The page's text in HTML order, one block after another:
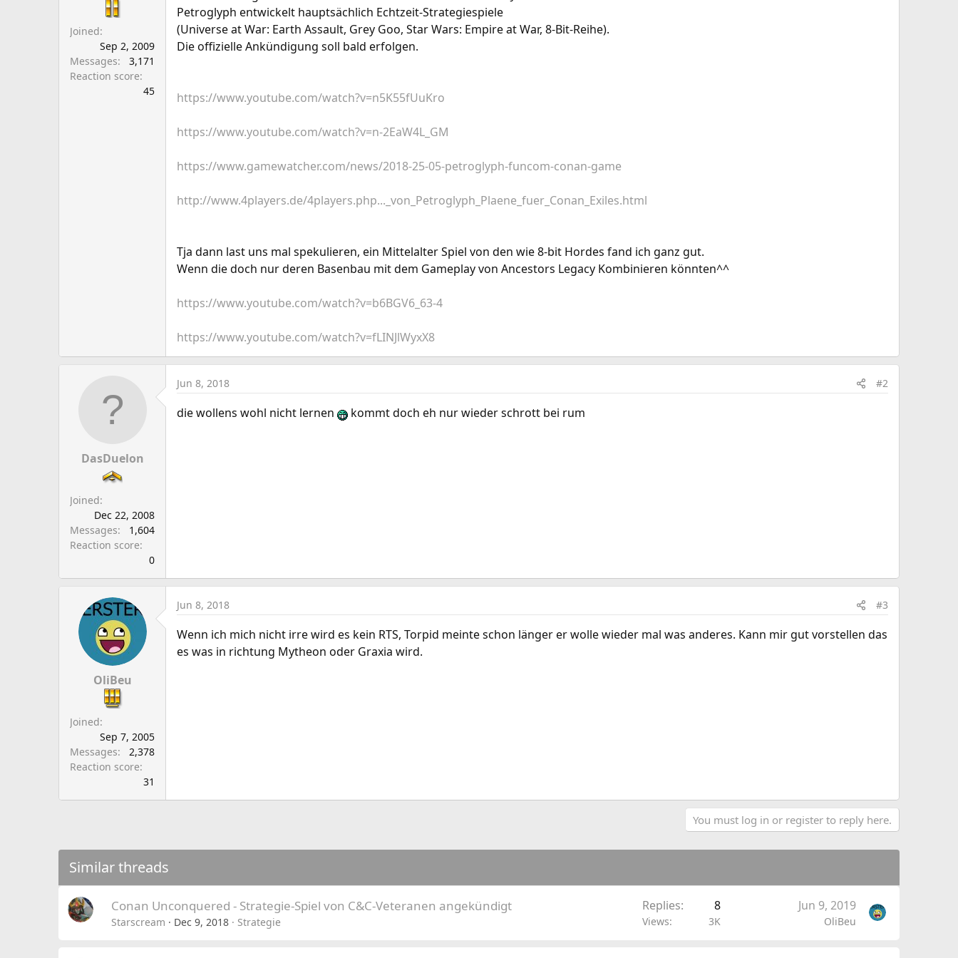
t
r
Joined
Sep 2, 2009
Messages
3,171
Reaction score
45
Petroglyph entwickelt hauptsächlich Echtzeit-Strategiespiele
(Universe at War: Earth Assault, Grey Goo, Star Wars: Empire at War, 8-Bit-Reihe).
Die offizielle Ankündigung soll bald erfolgen.
https://www.youtube.com/watch?v=n5K55fUuKro
https://www.youtube.com/watch?v=n-2EaW4L_GM
https://www.gamewatcher.com/news/2018-25-05-petroglyph-funcom-conan-game
http://www.4players.de/4players.php..._von_Petroglyph_Plaene_fuer_Conan_Exiles.html
Tja dann last uns mal spekulieren, ein Mittelalter Spiel von den wie 8-bit Hordes fand ich ganz gut.
Wenn die doch nur deren Basenbau mit dem Gameplay von Ancestors Legacy Kombinieren könnten^^
https://www.youtube.com/watch?v=b6BGV6_63-4
https://www.youtube.com/watch?v=fLINJlWyxX8
DasDuelon
Joined
Dec 22, 2008
Messages
1,604
Reaction score
0
Jun 8, 2018 #2
die wollens wohl nicht lernen kommt doch eh nur wieder schrott bei rum
OliBeu
Joined
Sep 7, 2005
Messages
2,378
Reaction score
31
Jun 8, 2018 #3
Wenn ich mich nicht irre wird es kein RTS, Torpid meinte schon länger er wolle wieder mal was anderes. Kann mir gut vorstellen das
es was in richtung Mytheon oder Graxia wird.
You must log in or register to reply here.
Similar threads
Conan Unconquered - Strategie-Spiel von C&C-Veteranen angekündigt
Starscream Dec 9, 2018 Strategie
Replies 8
Views 3K
Jun 9, 2019
OliBeu